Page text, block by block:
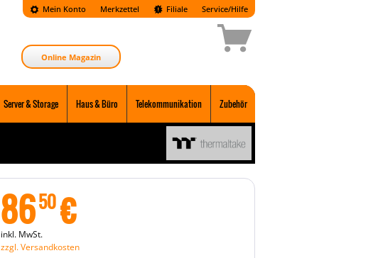
Mein Konto Merkzettel Filiale Service/Hilfe
Online Magazin
Server & Storage Haus & Büro Telekommunikation Zubehör
8650€
inkl. MwSt.
zzgl. Versandkosten